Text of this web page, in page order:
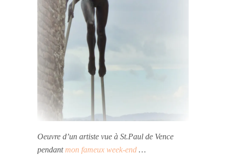
Oeuvre d’un artiste vue à St.Paul de Vence
pendant mon fameux week-end …